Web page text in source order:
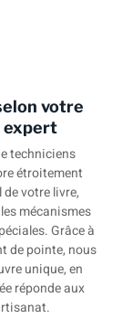
votre
expert
techniciens
étroitement
votre livre,
mécanismes
Grâce à
de pointe, nous
unique, en
réponde aux